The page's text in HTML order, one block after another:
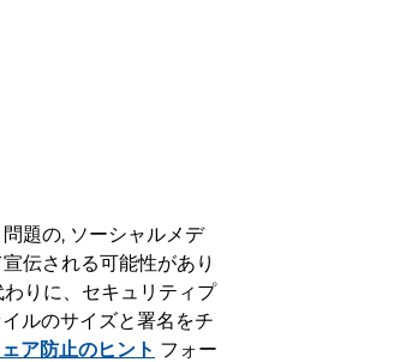
題の, ソーシャルメデ
伝される可能性があり
りに、セキュリティプ
ルのサイズと署名をチ
ア防止のヒント フォー